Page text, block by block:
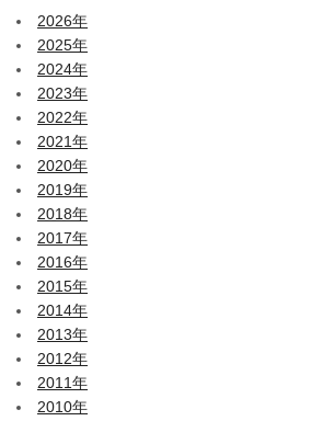
2026年
2025年
2024年
2023年
2022年
2021年
2020年
2019年
2018年
2017年
2016年
2015年
2014年
2013年
2012年
2011年
2010年